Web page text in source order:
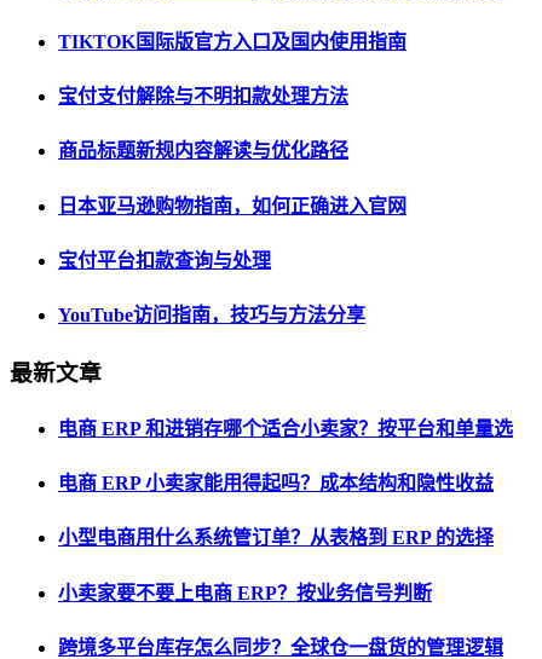
TIKTOK国际版官方入口及国内使用指南
宝付支付解除与不明扣款处理方法
商品标题新规内容解读与优化路径
日本亚马逊购物指南，如何正确进入官网
宝付平台扣款查询与处理
YouTube访问指南，技巧与方法分享
最新文章
电商 ERP 和进销存哪个适合小卖家？按平台和单量选
电商 ERP 小卖家能用得起吗？成本结构和隐性收益
小型电商用什么系统管订单？从表格到 ERP 的选择
小卖家要不要上电商 ERP？按业务信号判断
跨境多平台库存怎么同步？全球仓一盘货的管理逻辑